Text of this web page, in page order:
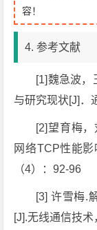
容！
4. 参考文献
[1]魏急波，
与研究现状[J]．
[2]望育梅
网络TCP性能
（4）：92-96
[3] 许雪梅.
[J].无线通信技术